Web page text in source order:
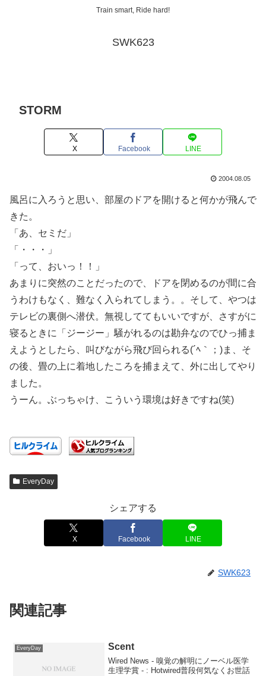
Train smart, Ride hard!
SWK623
STORM
X Facebook LINE
2004.08.05
風呂に入ろうと思い、部屋のドアを開けると何かが飛んで
きた。
「あ、セミだ」
「・・・」
「って、おいっ！！」
あまりに突然のことだったので、ドアを閉めるのが間に合
うわけもなく、難なく入られてしまう。。そして、やつは
テレビの裏側へ潜伏。無視しててもいいですが、さすがに
寝るときに「ジージー」騒がれるのは勘弁なのでひっ捕ま
えようとしたら、叫びながら飛び回られる(´ﾍ｀；)ま、そ
の後、畳の上に着地したころを捕まえて、外に出してやり
ました。
うーん。ぶっちゃけ、こういう環境は好きですね(笑)
EveryDay
シェアする
X Facebook LINE
SWK623
関連記事
EveryDay Scent
Wired News - 嗅覚の解明にノーベル医学
生理学賞 - : Hotwired普段何気なくお世話